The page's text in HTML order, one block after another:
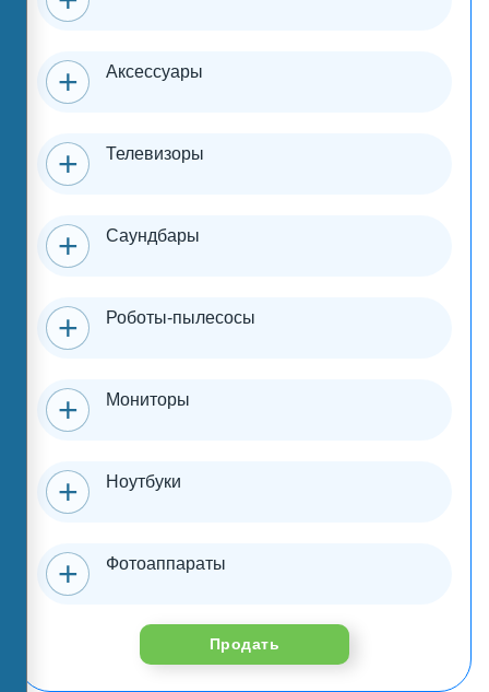
Аксессуары
Телевизоры
Саундбары
Роботы-пылесосы
Мониторы
Ноутбуки
Фотоаппараты
Продать